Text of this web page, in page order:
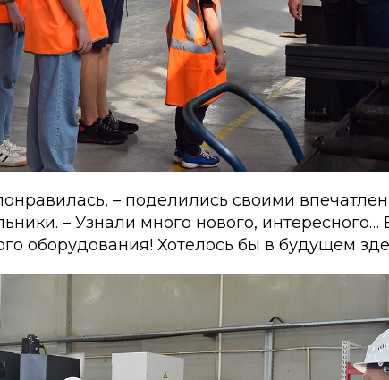
– поделились своими
– Узнали много нового, интересного…
оборудования! Хотелось бы в будущем